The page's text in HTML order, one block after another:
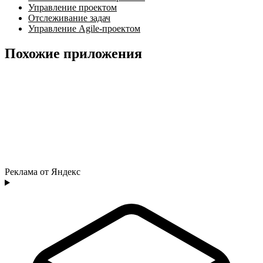
Управление проектом
Отслеживание задач
Управление Agile-проектом
Похожие приложения
Реклама от Яндекс